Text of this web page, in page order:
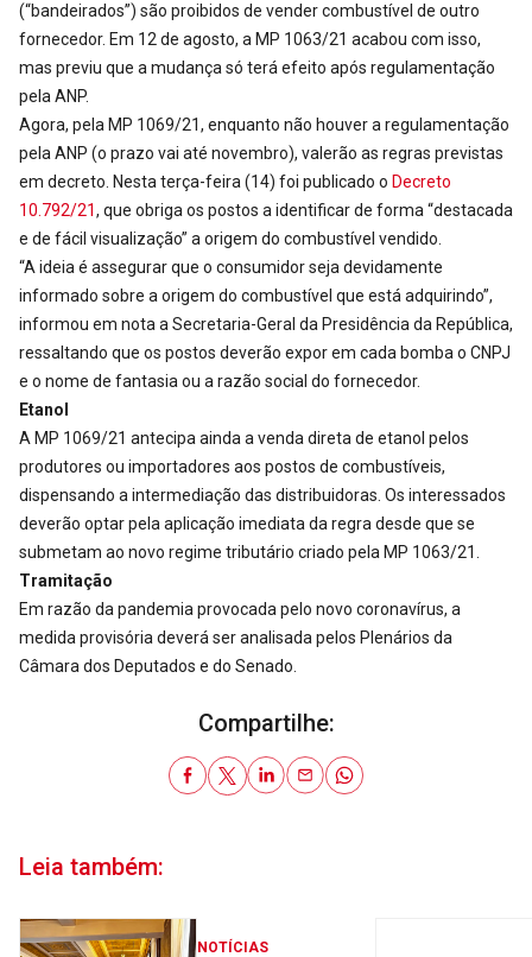
(“bandeirados”) são proibidos de vender combustível de outro
fornecedor. Em 12 de agosto, a MP 1063/21 acabou com isso,
mas previu que a mudança só terá efeito após regulamentação
pela ANP.
Agora, pela MP 1069/21, enquanto não houver a regulamentação
pela ANP (o prazo vai até novembro), valerão as regras previstas
em decreto. Nesta terça-feira (14) foi publicado o Decreto
10.792/21, que obriga os postos a identificar de forma “destacada
e de fácil visualização” a origem do combustível vendido.
“A ideia é assegurar que o consumidor seja devidamente
informado sobre a origem do combustível que está adquirindo”,
informou em nota a Secretaria-Geral da Presidência da República,
ressaltando que os postos deverão expor em cada bomba o CNPJ
e o nome de fantasia ou a razão social do fornecedor.
Etanol
A MP 1069/21 antecipa ainda a venda direta de etanol pelos
produtores ou importadores aos postos de combustíveis,
dispensando a intermediação das distribuidoras. Os interessados
deverão optar pela aplicação imediata da regra desde que se
submetam ao novo regime tributário criado pela MP 1063/21.
Tramitação
Em razão da pandemia provocada pelo novo coronavírus, a
medida provisória deverá ser analisada pelos Plenários da
Câmara dos Deputados e do Senado.
Compartilhe:
Leia também:
NOTÍCIAS